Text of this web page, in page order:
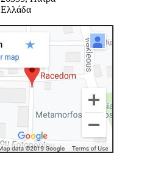
Ελλάδα